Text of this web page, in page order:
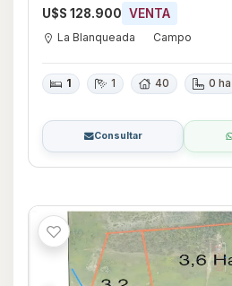
U$S 128.900 VENTA
La Blanqueada Campo
1 1 40 0 ha
Consultar